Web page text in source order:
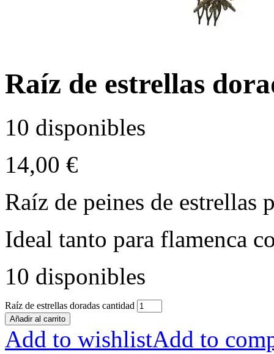
Raíz de estrellas
10 disponibles
14,00 €
Raíz de peines de estrellas
Ideal tanto para flamenca
10 disponibles
Raíz de estrellas doradas cantidad
Añadir al carrito
Add to wishlistAdd to